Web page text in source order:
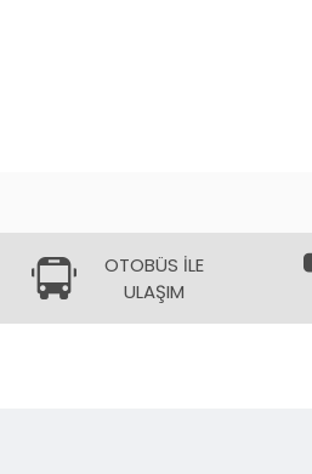
OTOBÜS İLE
ULAŞIM